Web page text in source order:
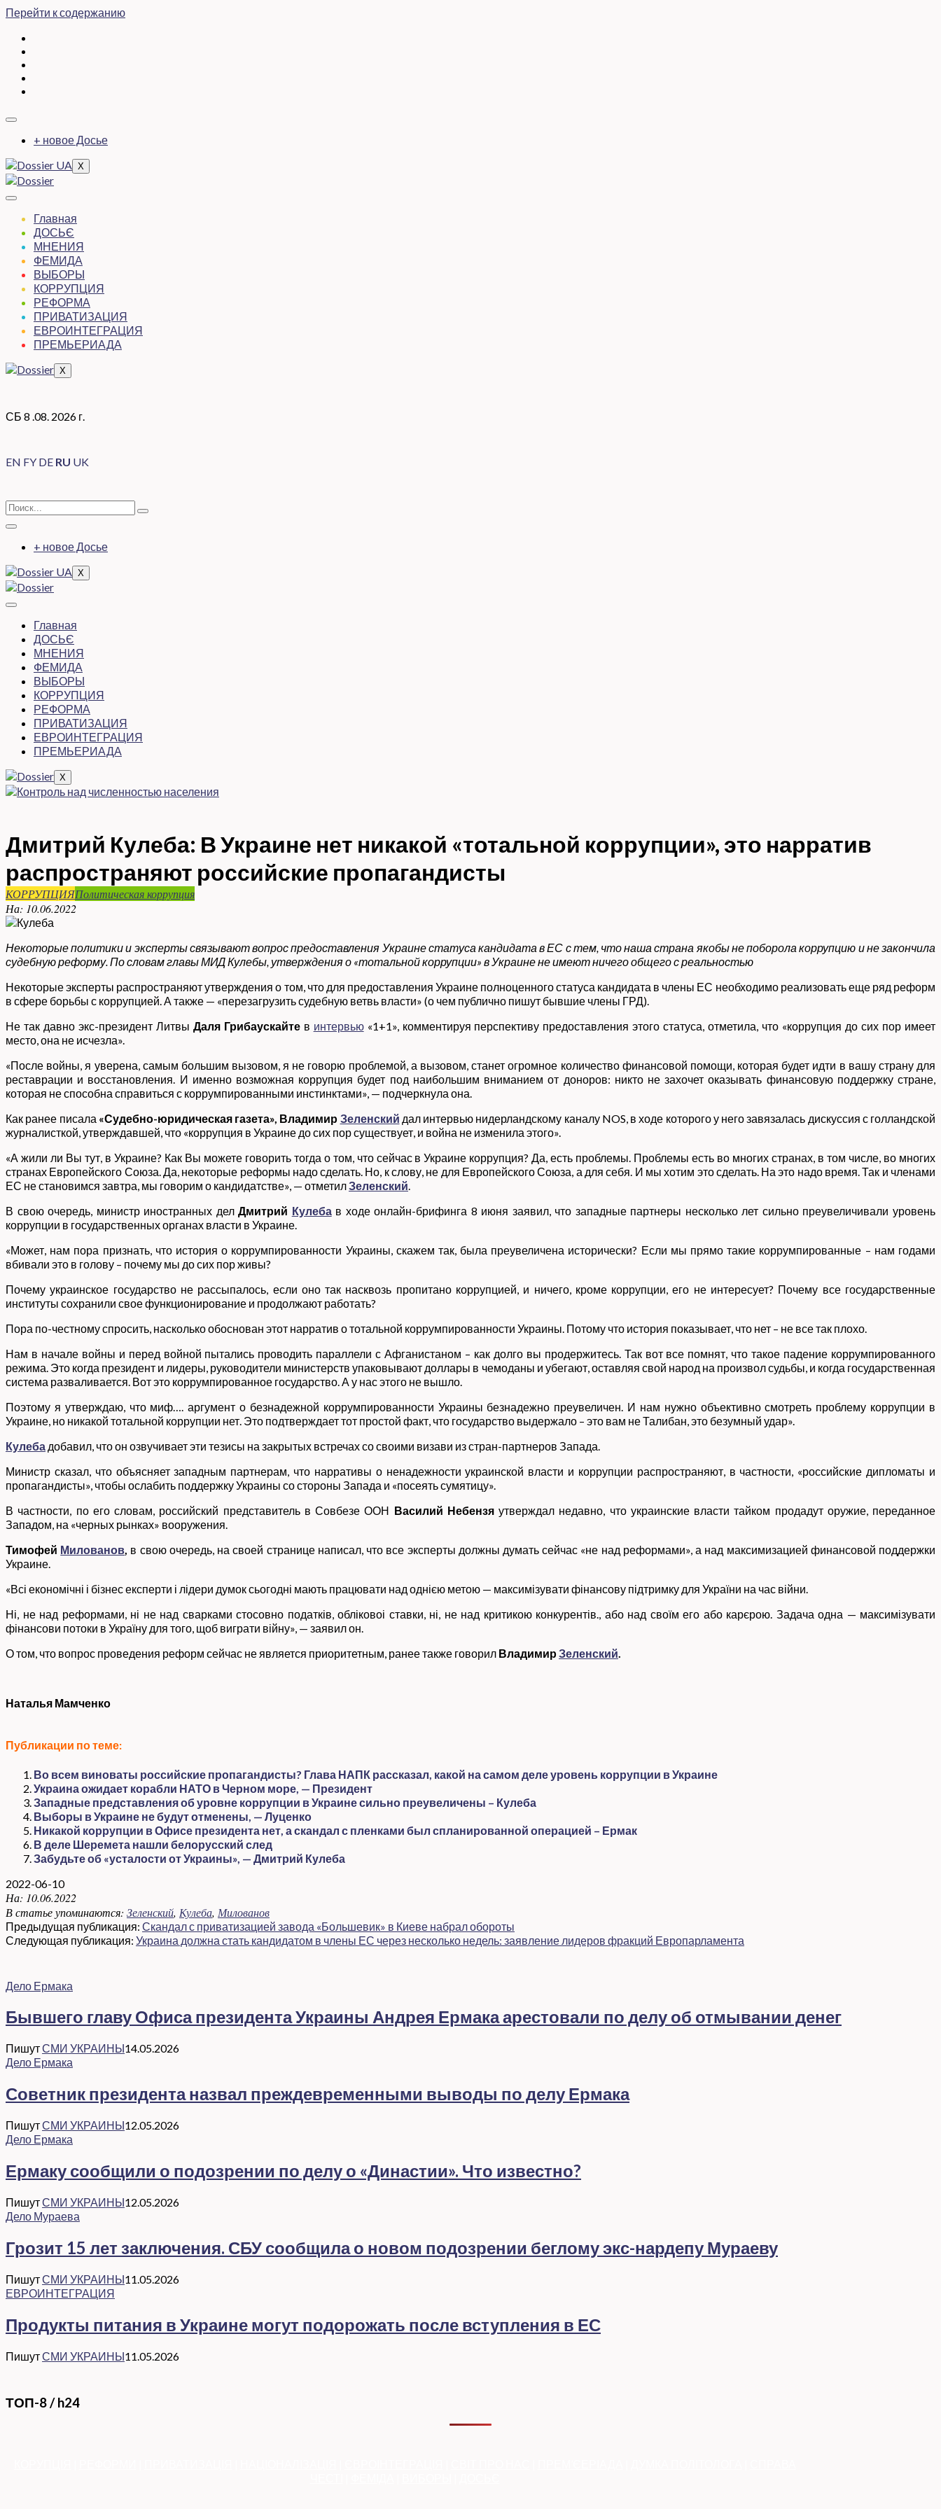
Перейти к содержанию
+ новое Досье
X
Главная
ДОСЬЄ
МНЕНИЯ
ФЕМИДА
ВЫБОРЫ
КОРРУПЦИЯ
РЕФОРМА
ПРИВАТИЗАЦИЯ
ЕВРОИНТЕГРАЦИЯ
ПРЕМЬЕРИАДА
X
СБ 8 .08. 2026 г.
EN FY DE RU UK
+ новое Досье
X
Главная
ДОСЬЄ
МНЕНИЯ
ФЕМИДА
ВЫБОРЫ
КОРРУПЦИЯ
РЕФОРМА
ПРИВАТИЗАЦИЯ
ЕВРОИНТЕГРАЦИЯ
ПРЕМЬЕРИАДА
X
Дмитрий Кулеба: В Украине нет никакой «тотальной коррупции», это нарратив
распространяют российские пропагандисты
КОРРУПЦИЯПолитическая коррупция
На: 10.06.2022
Некоторые политики и эксперты связывают вопрос предоставления Украине статуса кандидата в ЕС с тем, что наша страна якобы не поборола коррупцию и не закончила
судебную реформу. По словам главы МИД Кулебы, утверждения о «тотальной коррупции» в Украине не имеют ничего общего с реальностью
Некоторые эксперты распространяют утверждения о том, что для предоставления Украине полноценного статуса кандидата в члены ЕС необходимо реализовать еще ряд реформ
в сфере борьбы с коррупцией. А также — «перезагрузить судебную ветвь власти» (о чем публично пишут бывшие члены ГРД).
Не так давно экс-президент Литвы Даля Грибаускайте в интервью«1+1», комментируя перспективу предоставления этого статуса, отметила, что «коррупция до сих пор имеет
место, она не исчезла».
«После войны, я уверена, самым большим вызовом, я не говорю проблемой, а вызовом, станет огромное количество финансовой помощи, которая будет идти в вашу страну для
реставрации и восстановления. И именно возможная коррупция будет под наибольшим вниманием от доноров: никто не захочет оказывать финансовую поддержку стране,
которая не способна справиться с коррумпированными инстинктами», — подчеркнула она.
Как ранее писала «Судебно-юридическая газета», Владимир Зеленский дал интервью нидерландскому каналу NOS, в ходе которого у него завязалась дискуссия с голландской
журналисткой, утверждавшей, что «коррупция в Украине до сих пор существует, и война не изменила этого».
«А жили ли Вы тут, в Украине? Как Вы можете говорить тогда о том, что сейчас в Украине коррупция? Да, есть проблемы. Проблемы есть во многих странах, в том числе, во многих
странах Европейского Союза. Да, некоторые реформы надо сделать. Но, к слову, не для Европейского Союза, а для себя. И мы хотим это сделать. На это надо время. Так и членами
ЕС не становимся завтра, мы говорим о кандидатстве», — отметилЗеленский.
В свою очередь, министр иностранных делДмитрий Кулебав ходе онлайн-брифинга 8 июня заявил, что западные партнеры несколько лет сильно преувеличивали уровень
коррупции в государственных органах власти в Украине.
«Может, нам пора признать, что история о коррумпированности Украины, скажем так, была преувеличена исторически? Если мы прямо такие коррумпированные – нам годами
вбивали это в голову – почему мы до сих пор живы?
Почему украинское государство не рассыпалось, если оно так насквозь пропитано коррупцией, и ничего, кроме коррупции, его не интересует? Почему все государственные
институты сохранили свое функционирование и продолжают работать?
Пора по-честному спросить, насколько обоснован этот нарратив о тотальной коррумпированности Украины. Потому что история показывает, что нет – не все так плохо.
Нам в начале войны и перед войной пытались проводить параллели с Афганистаном – как долго вы продержитесь. Так вот все помнят, что такое падение коррумпированного
режима. Это когда президент и лидеры, руководители министерств упаковывают доллары в чемоданы и убегают, оставляя свой народ на произвол судьбы, и когда государственная
система разваливается. Вот это коррумпированное государство. А у нас этого не вышло.
Поэтому я утверждаю, что миф…. аргумент о безнадежной коррумпированности Украины безнадежно преувеличен. И нам нужно объективно смотреть проблему коррупции в
Украине, но никакой тотальной коррупции нет. Это подтверждает тот простой факт, что государство выдержало – это вам не Талибан, это безумный удар».
Кулеба добавил, что он озвучивает эти тезисы на закрытых встречах со своими визави из стран-партнеров Запада.
Министр сказал, что объясняет западным партнерам, что нарративы о ненадежности украинской власти и коррупции распространяют, в частности, «российские дипломаты и
пропагандисты», чтобы ослабить поддержку Украины со стороны Запада и «посеять сумятицу».
В частности, по его словам, российский представитель в Совбезе ООН Василий Небензя утверждал недавно, что украинские власти тайком продадут оружие, переданное
Западом, на «черных рынках» вооружения.
Тимофей Милованов, в свою очередь, на своей странице написал, что все эксперты должны думать сейчас «не над реформами», а над максимизацией финансовой поддержки
Украине.
«Всі економічні і бізнес експерти і лідери думок сьогодні мають працювати над однією метою — максимізувати фінансову підтримку для України на час війни.
Ні, не над реформами, ні не над сварками стосовно податків, обліковоі ставки, ні, не над критикою конкурентів., або над своїм его або карєрою. Задача одна — максимізувати
фінансови потоки в Україну для того, щоб виграти війну», — заявил он.
О том, что вопрос проведения реформ сейчас не является приоритетным, ранее также говорил ВладимирЗеленский.
Наталья Мамченко
Публикации по теме:
Во всем виноваты российские пропагандисты? Глава НАПК рассказал, какой на самом деле уровень коррупции в Украине
Украина ожидает корабли НАТО в Черном море, — Президент
Западные представления об уровне коррупции в Украине сильно преувеличены – Кулеба
Выборы в Украине не будут отменены, — Луценко
Никакой коррупции в Офисе президента нет, а скандал с пленками был спланированной операцией – Ермак
В деле Шеремета нашли белорусский след
Забудьте об «усталости от Украины», — Дмитрий Кулеба
2022-06-10
На: 10.06.2022
В статье упоминаются: Зеленский, Кулеба, Милованов
Предыдущая публикация: Скандал с приватизацией завода «Большевик» в Киеве набрал обороты
Следующая публикация: Украина должна стать кандидатом в члены ЕС через несколько недель: заявление лидеров фракций Европарламента
Дело Ермака
Бывшего главу Офиса президента Украины Андрея Ермака арестовали по делу об отмывании денег
ПишутСМИ УКРАИНЫ14.05.2026
Дело Ермака
Советник президента назвал преждевременными выводы по делу Ермака
ПишутСМИ УКРАИНЫ12.05.2026
Дело Ермака
Ермаку сообщили о подозрении по делу о «Династии». Что известно?
ПишутСМИ УКРАИНЫ12.05.2026
Дело Мураева
Грозит 15 лет заключения. СБУ сообщила о новом подозрении беглому экс-нардепу Мураеву
ПишутСМИ УКРАИНЫ11.05.2026
ЕВРОИНТЕГРАЦИЯ
Продукты питания в Украине могут подорожать после вступления в ЕС
ПишутСМИ УКРАИНЫ11.05.2026
ТОП-8 / h24